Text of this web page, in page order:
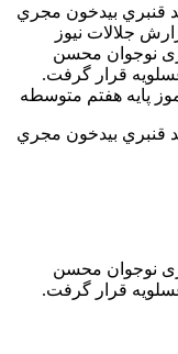
قنبري بيدخون مجري
گزارش جلالات نيوز
مجری نوجوان محسن
قرار گرفت.
قنبري بيدخون مجري
مجری نوجوان محسن
قرار گرفت.